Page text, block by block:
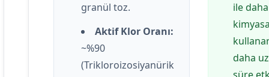
granül toz.
Aktif Klor Oranı:
~%90
(Trikloroizosiyanürik
ile
daha